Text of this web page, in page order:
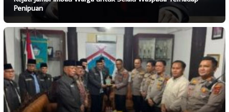
Penipuan